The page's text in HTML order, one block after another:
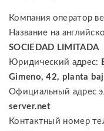
Компания оператор
Название на
SOCIEDAD LIMITADA
Юридический адрес:
Gimeno, 42, planta
Официальный адрес
server.net
Контактный номер